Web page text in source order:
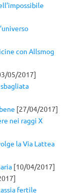
con Allsmog
05/2017]
[27/04/2017]
nei raggi X
la Via Lattea
[10/04/2017]
fertile